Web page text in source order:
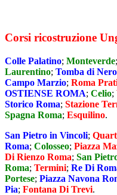
Corsi ricostruzione
Colle Palatino; Monteverde;
Laurentino; Tomba di
Campo Marzio; Roma
OSTIENSE ROMA; Celio;
Storico Roma; Stazione
Spagna Roma; Esquilino.
San Pietro in Vincoli;
Roma; Colosseo; Piazza
Di Rienzo Roma; San
Roma; Termini; Re Di
Portese; Piazza Navona
Pia; Fontana Di Trevi.